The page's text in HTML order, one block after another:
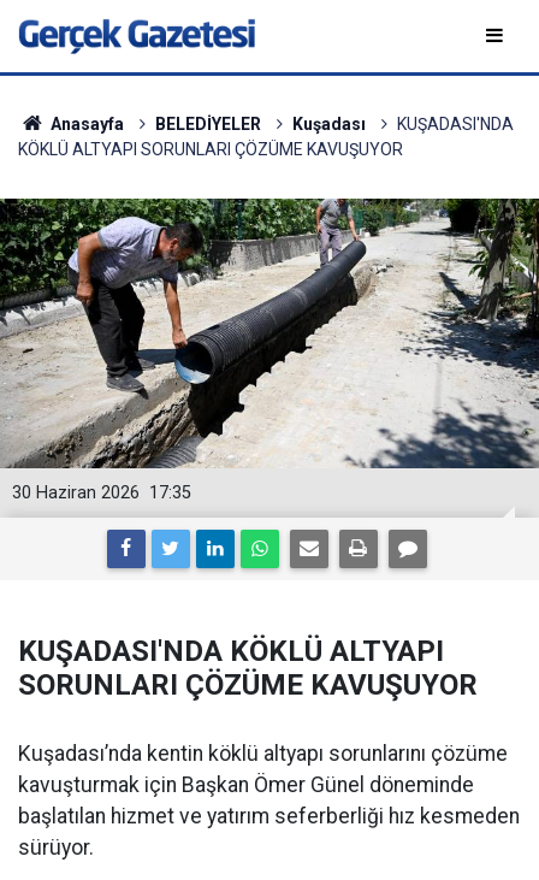
Anasayfa BELEDİYELER Kuşadası
KUŞADASI'NDA
KÖKLÜ ALTYAPI SORUNLARI ÇÖZÜME KAVUŞUYOR
17:35
30 Haziran 2026
KUŞADASI'NDA KÖKLÜ ALTYAPI
SORUNLARI ÇÖZÜME KAVUŞUYOR
Kuşadası’nda kentin köklü altyapı sorunlarını çözüme
kavuşturmak için Başkan Ömer Günel döneminde
başlatılan hizmet ve yatırım seferberliği hız kesmeden
sürüyor.